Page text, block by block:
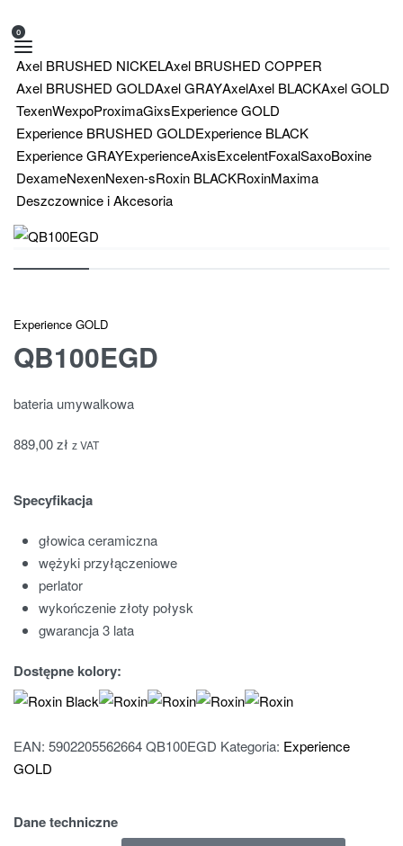
0
Axel BRUSHED NICKELAxel BRUSHED COPPER
Axel BRUSHED GOLDAxel GRAYAxelAxel BLACKAxel GOLD
TexenWexpoProximaGixsExperience GOLD
Experience BRUSHED GOLDExperience BLACK
Experience GRAYExperienceAxisExcelentFoxalSaxoBoxine
DexameNexenNexen-sRoxin BLACKRoxinMaxima
Deszczownice i Akcesoria
Experience GOLD
QB100EGD
bateria umywalkowa
889,00zł z VAT
Specyfikacja
głowica ceramiczna
wężyki przyłączeniowe
perlator
wykończenie złoty połysk
gwarancja 3 lata
Dostępne kolory:
EAN: 5902205562664QB100EGD Kategoria: Experience
GOLD
Dane techniczne